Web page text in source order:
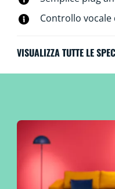
richiedono alcun
Controllo
VISUALIZZA TUTTE LE